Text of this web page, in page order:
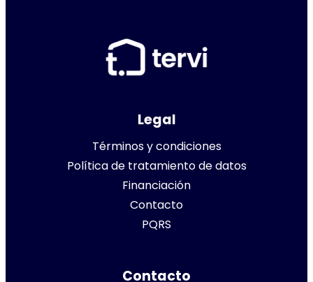
Legal
Términos y condiciones
Política de tratamiento de datos
Financiación
Contacto
PQRS
Contacto